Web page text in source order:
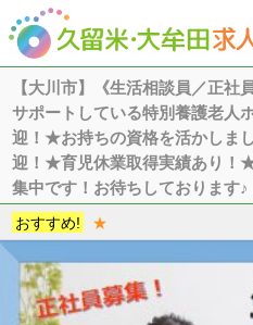
【大川市】《生活相談員／正
サポートしている特別養護老人
迎！★お持ちの資格を活かしま
迎！★育児休業取得実績あり！
集中です！お待ちしております♪
おすすめ! ★